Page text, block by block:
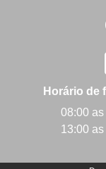
Horário de
08:00
13:00